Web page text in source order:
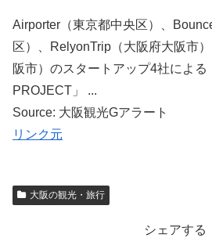
Airporter（東京都中央区）、
区）、RelyonTrip（大阪府大阪市
阪市）のスタートアップ4社による
PROJECT」 ...
Source: 大阪観光Gアラート
リンク元
大阪の観光・旅行
シェアする